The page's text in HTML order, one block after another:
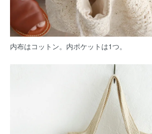
内布はコットン。内ポケットは1つ。